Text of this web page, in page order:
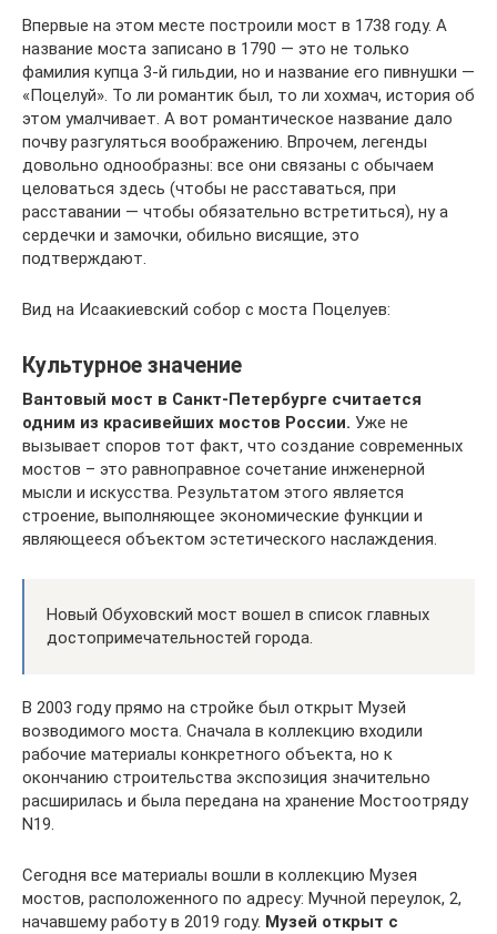
Впервые на этом месте построили мост в 1738 году. А
название моста записано в 1790 — это не только
фамилия купца 3-й гильдии, но и название его пивнушки —
«Поцелуй». То ли романтик был, то ли хохмач, история об
этом умалчивает. А вот романтическое название дало
почву разгуляться воображению. Впрочем, легенды
довольно однообразны: все они связаны с обычаем
целоваться здесь (чтобы не расставаться, при
расставании — чтобы обязательно встретиться), ну а
сердечки и замочки, обильно висящие, это
подтверждают.
Вид на Исаакиевский собор с моста Поцелуев:
Культурное значение
Вантовый мост в Санкт-Петербурге считается
одним из красивейших мостов России. Уже не
вызывает споров тот факт, что создание современных
мостов – это равноправное сочетание инженерной
мысли и искусства. Результатом этого является
строение, выполняющее экономические функции и
являющееся объектом эстетического наслаждения.
Новый Обуховский мост вошел в список главных
достопримечательностей города.
В 2003 году прямо на стройке был открыт Музей
возводимого моста. Сначала в коллекцию входили
рабочие материалы конкретного объекта, но к
окончанию строительства экспозиция значительно
расширилась и была передана на хранение Мостоотряду
N19.
Сегодня все материалы вошли в коллекцию Музея
мостов, расположенного по адресу: Мучной переулок, 2,
начавшему работу в 2019 году. Музей открыт с